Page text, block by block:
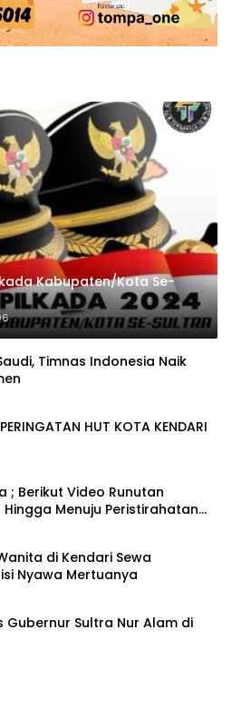
Kabupaten/Kota Se-
Timnas Indonesia Naik
HUT KOTA KENDARI
; Berikut Video Runutan
Menuju Peristirahatan
di Kendari Sewa
Nyawa Mertuanya
Gubernur Sultra Nur Alam di